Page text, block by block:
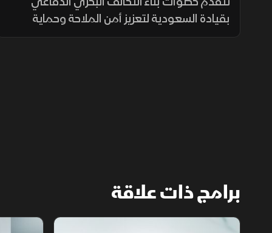
بقيادة السعودية لتعزيز أمن الملاحة وحماية
التجارة الدولية، بالتزامن مع تطورات اليمن
برامج ذات علاقة
مع الشرق الأوسط الخبر الآخر